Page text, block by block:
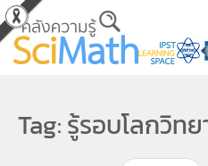
Skip to main content
Tag: รู้รอบโลกวิท